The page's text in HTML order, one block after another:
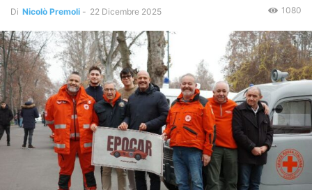
Di Nicolò Premoli - 22 Dicembre 2025 1080